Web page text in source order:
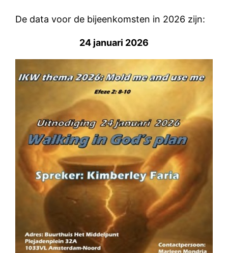
De data voor de bijeenkomsten in 2026 zijn:
24 januari 2026